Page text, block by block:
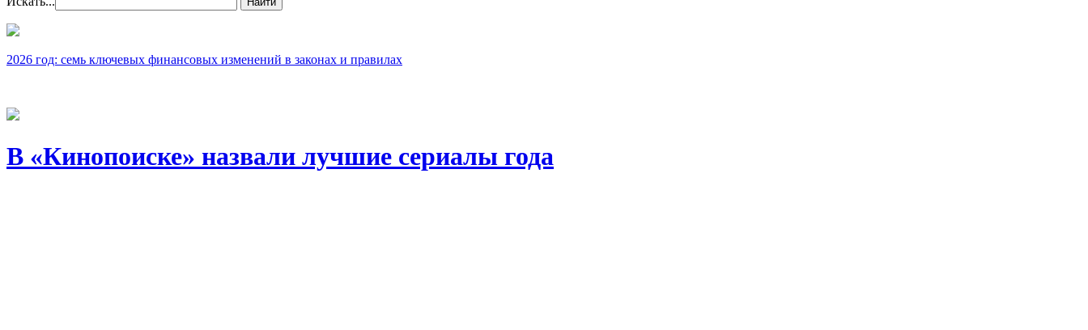
2026 год: семь ключевых финансовых изменений в законах и правилах
В «Кинопоиске» назвали лучшие сериалы года